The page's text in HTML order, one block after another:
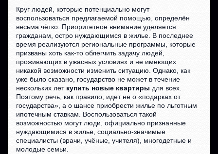
Круг людей, которые потенциально могут
воспользоваться предлагаемой помощью, определён
весьма чётко. Приоритетное внимание уделяется
гражданам, остро нуждающимся в жилье. В последнее
время реализуются региональные программы, которые
призваны хоть как-то облегчить задачу людей,
проживающих в ужасных условиях и не имеющих
никакой возможности изменить ситуацию. Однако, как
уже было сказано, государство не может в течение
нескольких лет купить новые квартиры для всех.
Поэтому речь, как правило, идет не о «подарках от
государства», а о шансе приобрести жилье по льготным
ипотечным ставкам. Воспользоваться такой
возможностью могут люди, официально признанные
нуждающимися в жилье, социально-значимые
специалисты (врачи, учёные, учителя), многодетные и
молодые семьи.